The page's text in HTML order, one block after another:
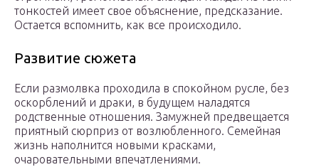
тонкостей имеет свое объяснение, предсказание.
Остается вспомнить, как все происходило.
Развитие сюжета
Если размолвка проходила в спокойном русле, без
оскорблений и драки, в будущем наладятся
родственные отношения. Замужней предвещается
приятный сюрприз от возлюбленного. Семейная
жизнь наполнится новыми красками,
очаровательными впечатлениями.